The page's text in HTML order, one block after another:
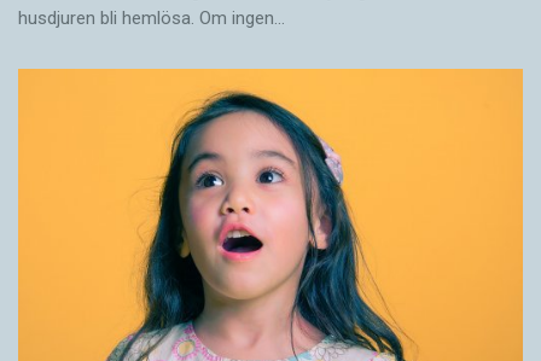
husdjuren bli hemlösa. Om ingen…